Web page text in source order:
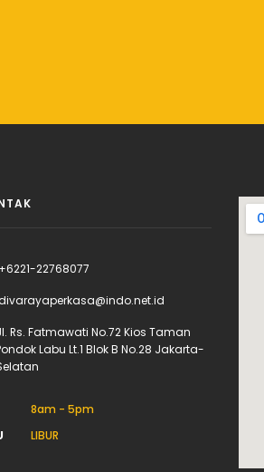
+6221-22768077
Rs. Fatmawati No.72 Kios Taman
Labu Lt.1 Blok B No.28 Jakarta-
8am - 5pm
LIBUR